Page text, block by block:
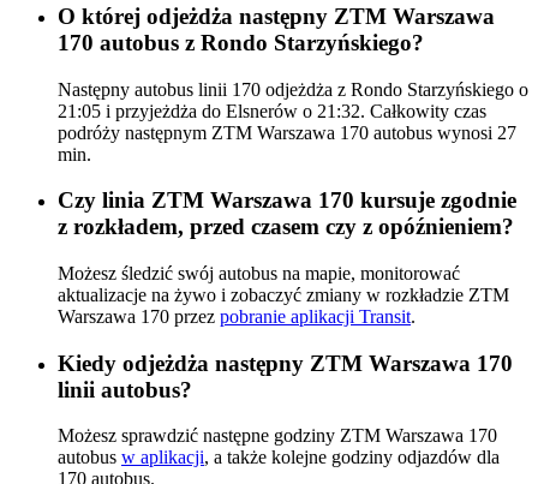
O której odjeżdża następny ZTM Warszawa
170 autobus z Rondo Starzyńskiego?
Następny autobus linii 170 odjeżdża z Rondo Starzyńskiego o
21:05 i przyjeżdża do Elsnerów o 21:32. Całkowity czas
podróży następnym ZTM Warszawa 170 autobus wynosi 27
min.
Czy linia ZTM Warszawa 170 kursuje zgodnie
z rozkładem, przed czasem czy z opóźnieniem?
Możesz śledzić swój autobus na mapie, monitorować
aktualizacje na żywo i zobaczyć zmiany w rozkładzie ZTM
Warszawa 170 przez pobranie aplikacji Transit.
Kiedy odjeżdża następny ZTM Warszawa 170
linii autobus?
Możesz sprawdzić następne godziny ZTM Warszawa 170
autobus w aplikacji, a także kolejne godziny odjazdów dla
170 autobus.